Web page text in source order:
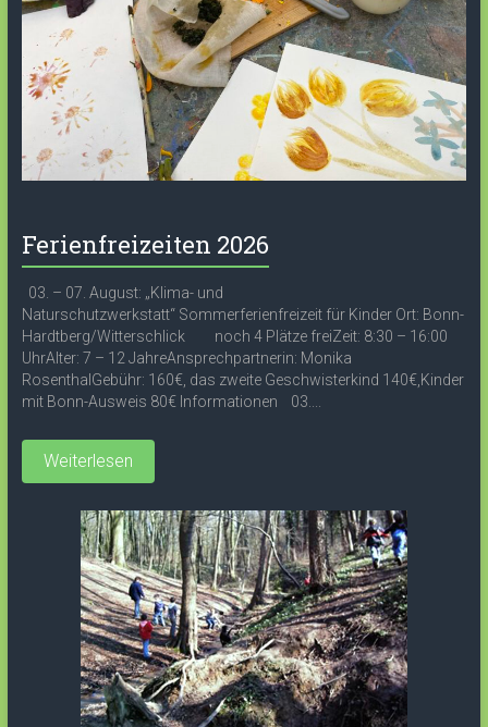
Ferienfreizeiten 2026
03. – 07. August: „Klima- und
Naturschutzwerkstatt“ Sommerferienfreizeit für Kinder Ort: Bonn-
Hardtberg/Witterschlick noch 4 Plätze freiZeit: 8:30 – 16:00
UhrAlter: 7 – 12 JahreAnsprechpartnerin: Monika
RosenthalGebühr: 160€, das zweite Geschwisterkind 140€,Kinder
mit Bonn-Ausweis 80€ Informationen 03....
Weiterlesen